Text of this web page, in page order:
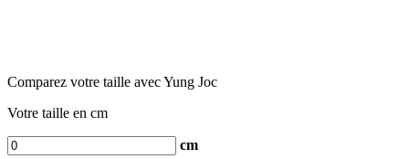
Comparez votre taille avec Yung Joc
Votre taille en cm
cm